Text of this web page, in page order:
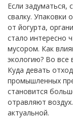
Если задуматься,
свалку. Упаковки
от йогурта,
стало интересно
мусором. Как
экологию? Во
Куда девать
промышленных
становится
отравляют
актуальной.